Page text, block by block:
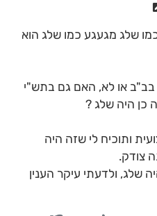
שלג מגעגע כמו שלג הוא
בב"ב או לא, האם גם בתש"י
ותוכיח לי שזה היה
צודק.
שלג, ולדעתי עיקר הענין